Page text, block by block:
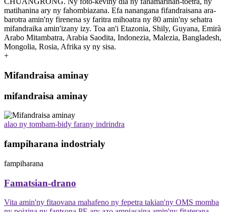
matihanina ary ny fahombiazana. Efa nanangana fifandraisana ara-
barotra amin'ny firenena sy faritra mihoatra ny 80 amin'ny sehatra
mifandraika amin'izany izy. Toa an'i Etazonia, Shily, Guyana, Emirà
Arabo Mitambatra, Arabia Saodita, Indonezia, Malezia, Bangladesh,
Mongolia, Rosia, Afrika sy ny sisa.
+
Mifandraisa aminay
mifandraisa aminay
alao ny tombam-bidy farany indrindra
fampiharana indostrialy
fampiharana
Famatsian-drano
Vita amin'ny fitaovana mahafeno ny fepetra takian'ny OMS momba